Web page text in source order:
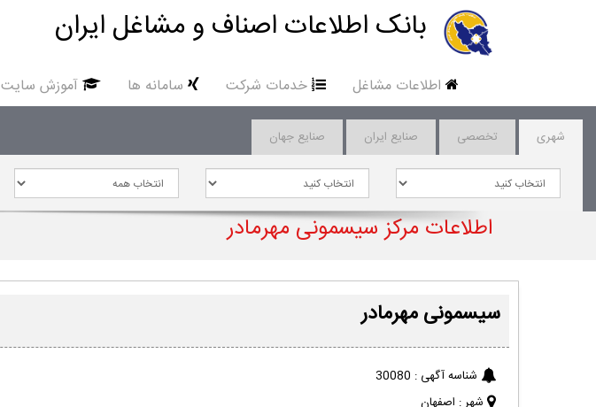
بانک اطلاعات اصناف و مشاغل ایران
اطلاعات مشاغل خدمات شرکت سامانه ها آموزش سایت
شهری تخصصی صنایع ایران صنایع جهان
اطلاعات مرکز سیسمونی مهرمادر
سیسمونی مهرمادر
شناسه آگهی : 30080
شهر : اصفهان